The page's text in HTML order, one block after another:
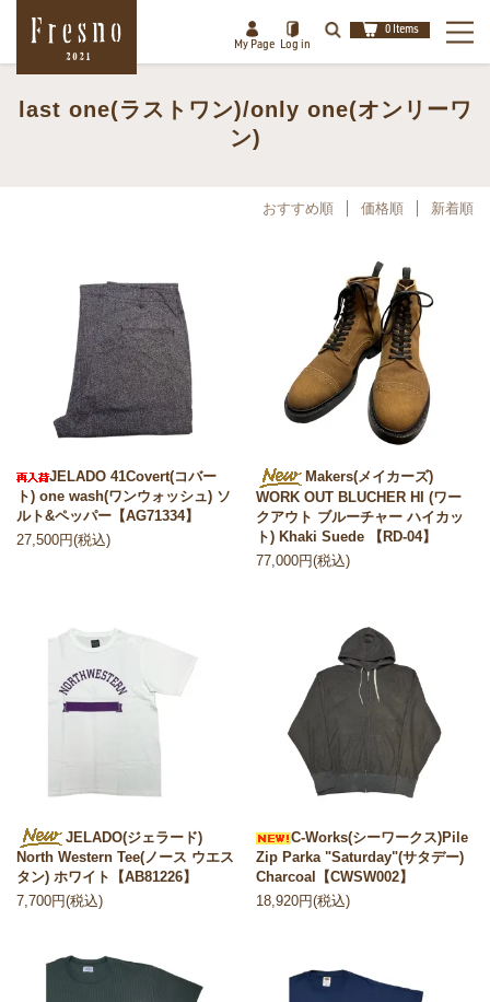
My Page Log in
検索
0 Items
last one(ラストワン)/only one(オンリーワ
ン)
おすすめ順 価格順 新着順
JELADO 41Covert(コバー
ト) one wash(ワンウォッシュ) ソ
ルト&ペッパー【AG71334】
27,500円(税込)
Makers(メイカーズ)
WORK OUT BLUCHER HI (ワー
クアウト ブルーチャー ハイカッ
ト) Khaki Suede 【RD-04】
77,000円(税込)
JELADO(ジェラード)
North Western Tee(ノース ウエス
タン) ホワイト【AB81226】
7,700円(税込)
C-Works(シーワークス)Pile
Zip Parka "Saturday"(サタデー)
Charcoal【CWSW002】
18,920円(税込)